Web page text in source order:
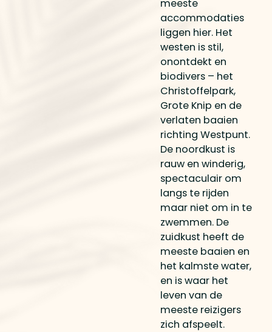
meeste
accommodaties
liggen hier. Het
westen is stil,
onontdekt en
biodivers – het
Christoffelpark,
Grote Knip en de
verlaten baaien
richting Westpunt.
De noordkust is
rauw en winderig,
spectaculair om
langs te rijden
maar niet om in te
zwemmen. De
zuidkust heeft de
meeste baaien en
het kalmste water,
en is waar het
leven van de
meeste reizigers
zich afspeelt.